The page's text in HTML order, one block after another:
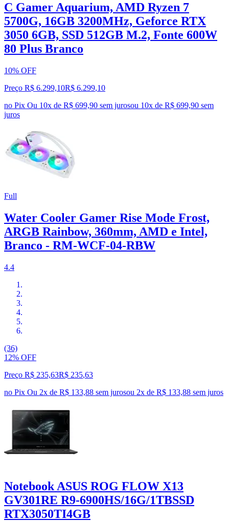
C Gamer Aquarium, AMD Ryzen 7
5700G, 16GB 3200MHz, Geforce RTX
3050 6GB, SSD 512GB M.2, Fonte 600W
80 Plus Branco
10% OFF
Preço R$ 6.299,10R$ 6.299,10
no Pix Ou 10x de R$ 699,90 sem jurosou 10x de R$ 699,90 sem
juros
Full
Water Cooler Gamer Rise Mode Frost,
ARGB Rainbow, 360mm, AMD e Intel,
Branco - RM-WCF-04-RBW
4.4
(36)
12% OFF
Preço R$ 235,63R$ 235,63
no Pix Ou 2x de R$ 133,88 sem jurosou 2x de R$ 133,88 sem juros
Notebook ASUS ROG FLOW X13
GV301RE R9-6900HS/16G/1TBSSD
RTX3050TI4GB